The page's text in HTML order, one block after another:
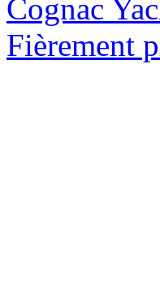
Cognac
Fièrement